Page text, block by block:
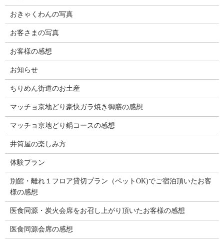
おきゃくわんの写真
お客さまの写真
お客様の感想
お知らせ
ちりめん街道のお土産
マッチョ京地どり豪快ガラ焼き御膳の感想
マッチョ京地どり鍋コースの感想
井筒屋の楽しみ方
体験プラン
別館・離れ１フロア貸切プラン（ペットOK)でご宿泊頂いたお客
様の感想
医食同源・炭火会席をお召し上がり頂いたお客様の感想
医食同源会席の感想